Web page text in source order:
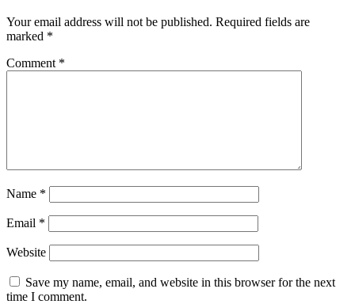
Your email address will not be published. Required fields are
marked *
Comment *
Name *
Email *
Website
Save my name, email, and website in this browser for the next
time I comment.